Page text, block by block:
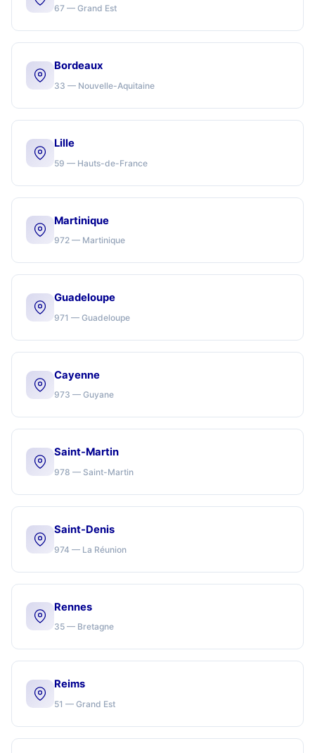
67 — Grand Est
Bordeaux
33 — Nouvelle-Aquitaine
Lille
59 — Hauts-de-France
Martinique
972 — Martinique
Guadeloupe
971 — Guadeloupe
Cayenne
973 — Guyane
Saint-Martin
978 — Saint-Martin
Saint-Denis
974 — La Réunion
Rennes
35 — Bretagne
Reims
51 — Grand Est